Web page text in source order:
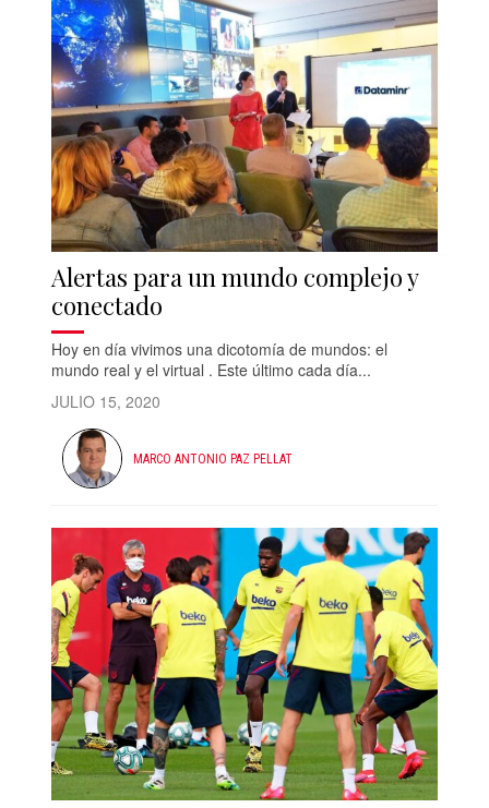
Alertas para un mundo complejo y
conectado
Hoy en día vivimos una dicotomía de mundos: el
mundo real y el virtual . Este último cada día...
JULIO 15, 2020
MARCO ANTONIO PAZ PELLAT